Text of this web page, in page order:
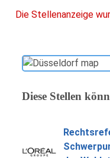
Die Stellenanzeige
Diese Stellen